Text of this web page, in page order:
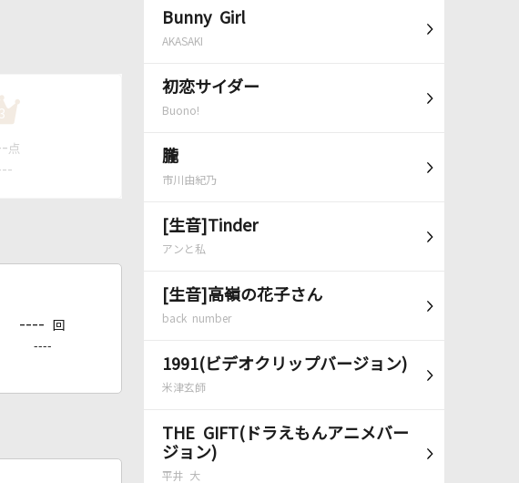
Bunny Girl
AKASAKI
初恋サイダー
Buono!
朧
市川由紀乃
[生音]Tinder
アンと私
[生音]高嶺の花子さん
back number
1991(ビデオクリップバージョン)
米津玄師
THE GIFT(ドラえもんアニメバー
ジョン)
平井 大
3
点
---- 回
----